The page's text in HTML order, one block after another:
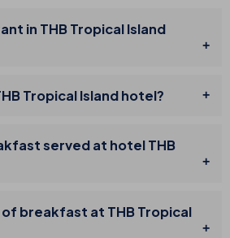
in THB Tropical Island
Tropical Island hotel?
served at hotel THB
breakfast at THB Tropical